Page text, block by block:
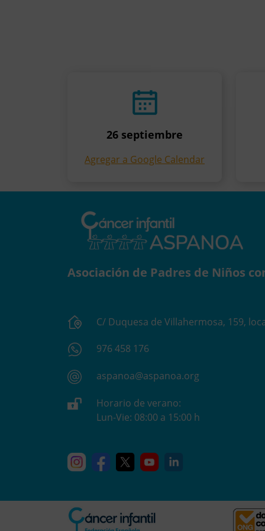
26 septiembre
Agregar a Google Calendar
Asociación de Padres de Niños
C/ Duquesa de Villahermosa, 159,
976 458 176
aspanoa@aspanoa.org
Horario de verano:
Lun-Vie: 08:00 a 15:00 h
InstagramFacebook
X YouTube